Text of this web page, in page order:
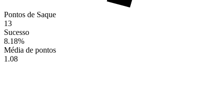
Pontos de Saque
13
Sucesso
8.18%
Média de pontos
1.08